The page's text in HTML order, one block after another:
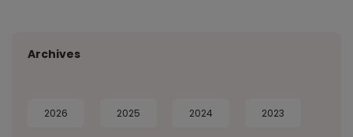
Archives
2026 2025 2024 2023